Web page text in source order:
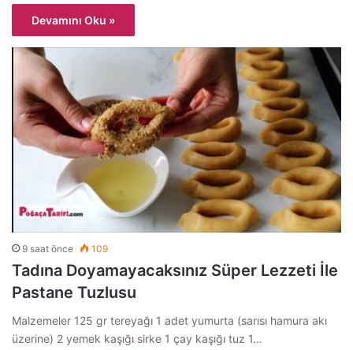
Devamını Oku »
9 saat önce 109
Tadına Doyamayacaksınız Süper Lezzeti İle
Pastane Tuzlusu
Malzemeler 125 gr tereyağı 1 adet yumurta (sarısı hamura akı
üzerine) 2 yemek kaşığı sirke 1 çay kaşığı tuz 1…